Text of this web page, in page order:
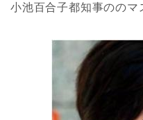
小池百合子都知事ののマ